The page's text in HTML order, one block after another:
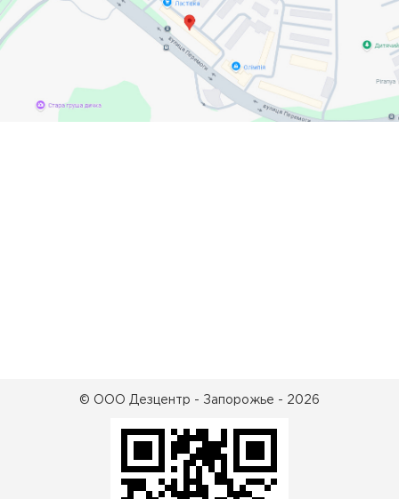
© ООО Дезцентр - Запорожье - 2026